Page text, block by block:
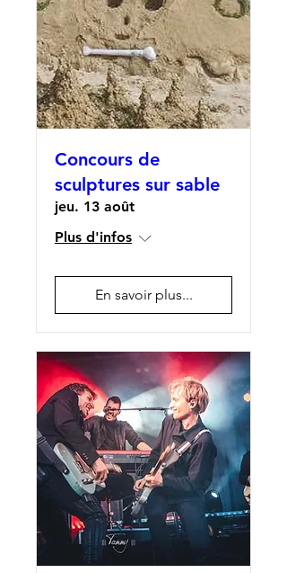
Concours de
sculptures sur sable
jeu. 13 août
Plus d'infos
En savoir plus...